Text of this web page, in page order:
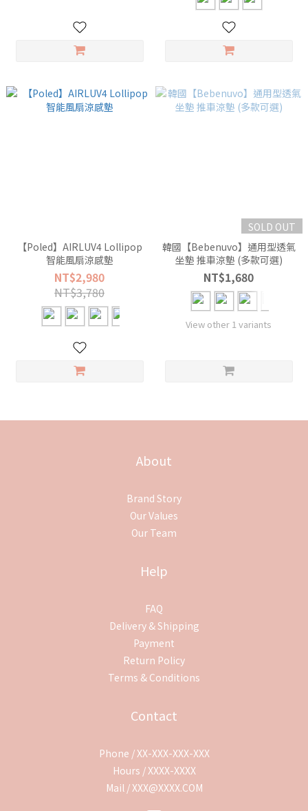
【Poled】AIRLUV4 Lollipop
智能風扇涼感墊
NT$2,980
NT$3,780
SOLD OUT
韓國【Bebenuvo】通用型透氣
坐墊 推車涼墊 (多款可選)
NT$1,680
View other 1 variants
About
Brand Story
Our Values
Our Team
Help
FAQ
Delivery & Shipping
Payment
Return Policy
Terms & Conditions
Contact
Phone / XX-XXX-XXX-XXX
Hours / XXXX-XXXX
Mail / XXX@XXXX.COM